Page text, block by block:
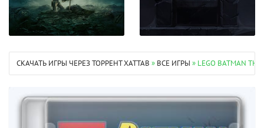
СКАЧАТЬ ИГРЫ ЧЕРЕЗ ТОРРЕНТ XATTAB » ВСЕ ИГРЫ » LEGO BATMAN